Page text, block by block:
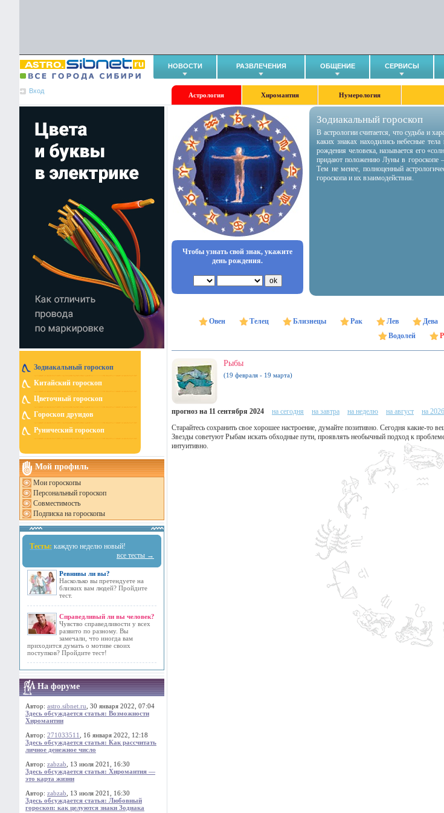
НОВОСТИ РАЗВЛЕЧЕНИЯ ОБЩЕНИЕ СЕРВИСЫ
Вход
Астрология Хиромантия Нумерология
Зодиакальный гороскоп
Китайский гороскоп
Цветочный гороскоп
Гороскоп друидов
Рунический гороскоп
Мой профиль
Мои гороскопы
Персональный гороскоп
Совместимость
Подписка на гороскопы
Тесты: каждую неделю новый!
все тесты →
Ревнивы ли вы?
Насколько вы претендуете на
близких вам людей? Пройдите
тест.
Справедливый ли вы человек?
Чувство справедливости у всех
развито по разному. Вы
замечали, что иногда вам
приходится думать о мотиве своих
поступков? Пройдите тест!
На форуме
Автор: astro.sibnet.ru , 30 января 2022, 07:04
Здесь обсуждается статья: Возможности
Хиромантии
Автор: 271033511
, 16 января 2022, 12:18
Здесь обсуждается статья: Как рассчитать
личное денежное число
Автор: zabzab , 13 июля 2021, 16:30
Здесь обсуждается статья: Хиромантия —
это карта жизни
Автор: zabzab , 13 июля 2021, 16:30
Здесь обсуждается статья: Любовный
гороскоп: как целуются знаки Зодиака
Чтобы узнать свой знак, укажите
день рождения.
Зодиакальный гороскоп
В астрологии считается, что судьба и
каких знаках находились небесные
рождения человека, называется его
придают положению Луны в гороскопе
Тем не менее, полноценный
гороскопа и их взаимодействия.
Овен Телец Близнецы Рак Лев Дева
Водолей
Рыбы
(19 февраля - 19 марта)
прогноз на 11 сентября 2024 на сегодня на завтра на неделю на август на
Старайтесь сохранить свое хорошее настроение, думайте позитивно. Сегодня какие-то
Звезды советуют Рыбам искать обходные пути, проявлять необычный подход к
интуитивно.